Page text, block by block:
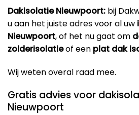
Dakisolatie Nieuwpoort: bij
u aan het juiste adres voor al uw
Nieuwpoort, of het nu gaat om
zolderisolatieof een plat dak
Wij weten overal raad mee.
Gratis advies voor
Nieuwpoort